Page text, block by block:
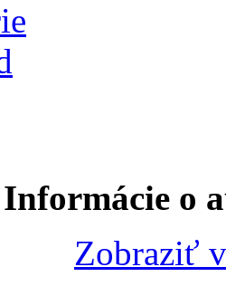
Informácie o
Zobraziť